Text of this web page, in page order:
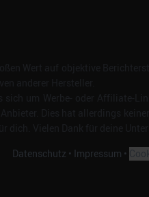
Datenschutz • Impressum •